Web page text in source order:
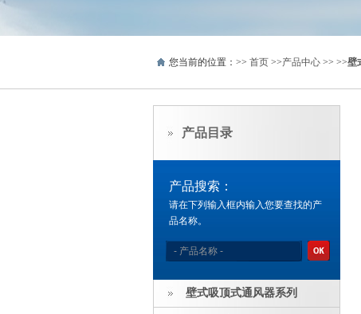
您当前的位置：>> 首页 >>产品中心 >> >>壁
产品目录
产品搜索：
请在下列输入框内输入您要查找的产
品名称。
壁式吸顶式通风器系列